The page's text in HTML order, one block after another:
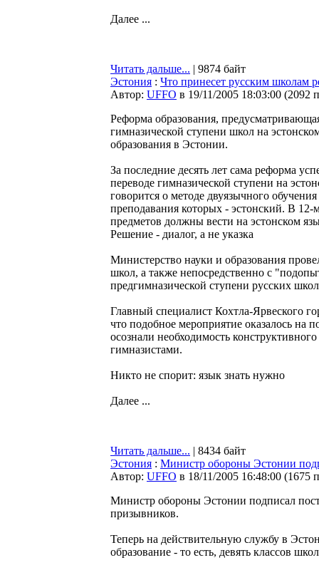
Далее ...
Читать дальше... | 9874 байт
Эстония : Что принесет русским школам
Автор: UFFO в 19/11/2005 18:03:00 (2092
Реформа образования,
гимназической ступени школ на
образования в Эстонии.
За последние десять лет сама реформа
переводе гимназической ступени на
говорится о методе двуязычного
преподавания которых - эстонский. В 12-
предметов должны вести на эстонском
Решение - диалог, а не указка
Министерство науки и образования
школ, а также непосредственно с
предгимназической ступени русских
Главный специалист Кохтла-Ярвеского
что подобное мероприятие оказалось на
осознали необходимость
гимназистами.
Никто не спорит: язык знать нужно
Далее ...
Читать дальше... | 8434 байт
Эстония : Министр обороны Эстонии
Автор: UFFO в 18/11/2005 16:48:00 (1675
Министр обороны Эстонии подписал
призывников.
Теперь на действительную службу в
образование - то есть, девять классов